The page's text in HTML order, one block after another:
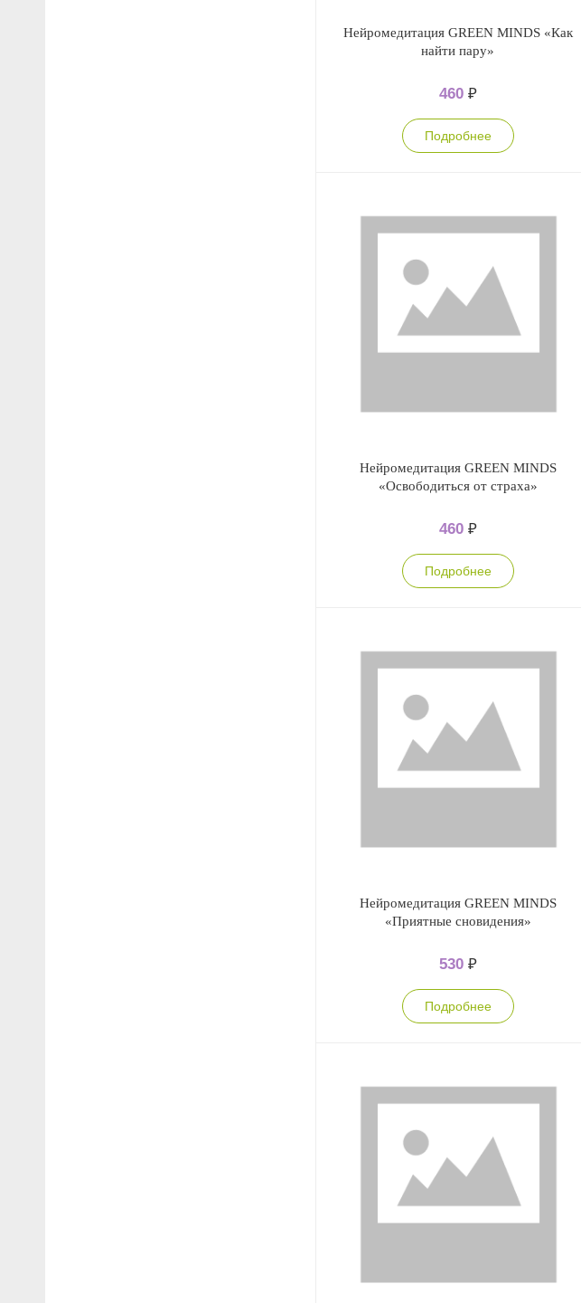
Нейромедитация GREEN MINDS «Как
найти пару»
460 ₽
Подробнее
Нейромедитация GREEN MINDS
«Освободиться от страха»
460 ₽
Подробнее
Нейромедитация GREEN MINDS
«Приятные сновидения»
530 ₽
Подробнее